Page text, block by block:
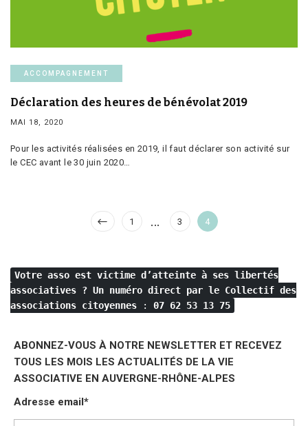
ACCOMPAGNEMENT
Déclaration des heures de bénévolat 2019
MAI 18, 2020
Pour les activités réalisées en 2019, il faut déclarer son activité sur
le CEC avant le 30 juin 2020…
Pagination
Page
1 … Page
3 Page
4
Votre asso est victime d’atteinte à ses libertés
associatives ? Un numéro direct par le Collectif des
associations citoyennes : 07 62 53 13 75
ABONNEZ-VOUS À NOTRE NEWSLETTER ET RECEVEZ
TOUS LES MOIS LES ACTUALITÉS DE LA VIE
ASSOCIATIVE EN AUVERGNE-RHÔNE-ALPES
Adresse email*